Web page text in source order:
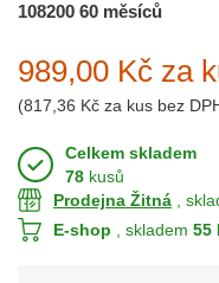
108200 60 měsíců
989,00 Kč za
(817,36 Kč za kus bez
Celkem skladem
78 kusů
Prodejna Žitná ,
E-shop , skladem 55